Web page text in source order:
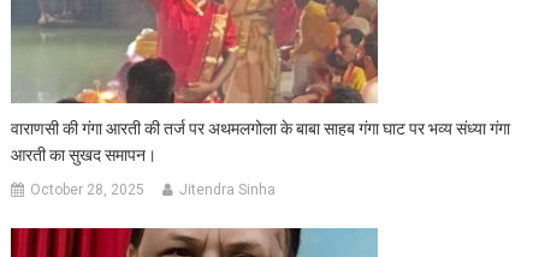
वाराणसी की गंगा आरती की तर्ज पर अथमलगोला के बाबा साहब गंगा घाट पर भव्य संध्या गंगा
आरती का सुखद समापन।
October 28, 2025 Jitendra Sinha